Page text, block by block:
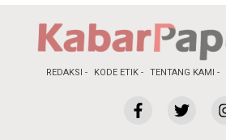
REDAKSI KODE ETIK TENTANG KAMI